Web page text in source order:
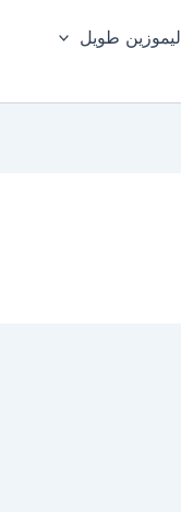
ليموزين طويل